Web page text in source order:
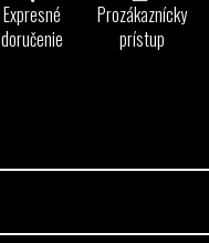
Expresné
doručenie
Prozákaznícky
prístup